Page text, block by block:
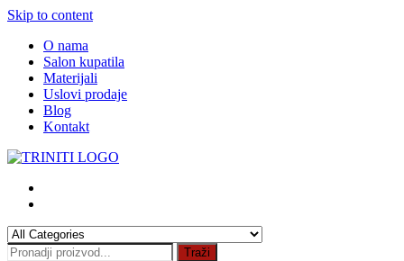
Skip to content
O nama
Salon kupatila
Materijali
Uslovi prodaje
Blog
Kontakt
Traži